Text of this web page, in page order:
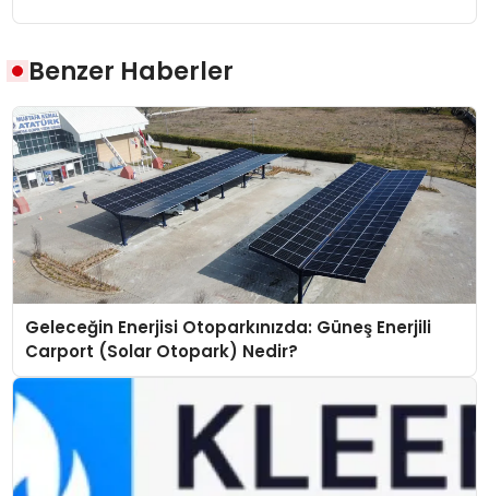
Benzer Haberler
Geleceğin Enerjisi Otoparkınızda: Güneş Enerjili
Carport (Solar Otopark) Nedir?